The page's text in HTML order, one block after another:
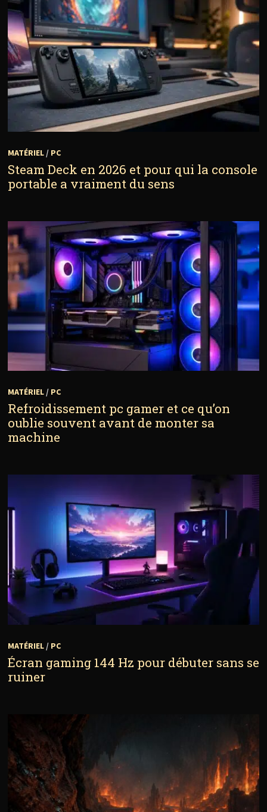
MATÉRIEL/ PC
Steam Deck en 2026 et pour qui la console
portable a vraiment du sens
MATÉRIEL/ PC
Refroidissement pc gamer et ce qu’on
oublie souvent avant de monter sa
machine
MATÉRIEL/ PC
Écran gaming 144 Hz pour débuter sans se
ruiner